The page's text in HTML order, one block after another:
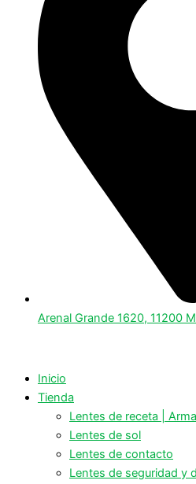
Arenal Grande 1620, 11200
Inicio
Tienda
Lentes de receta |
Lentes de sol
Lentes de contacto
Lentes de seguridad y